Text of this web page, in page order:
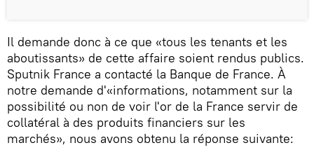
Il demande donc à ce que «tous les tenants et les
aboutissants» de cette affaire soient rendus publics.
Sputnik France a contacté la Banque de France. À
notre demande d'«informations, notamment sur la
possibilité ou non de voir l'or de la France servir de
collatéral à des produits financiers sur les
marchés», nous avons obtenu la réponse suivante: